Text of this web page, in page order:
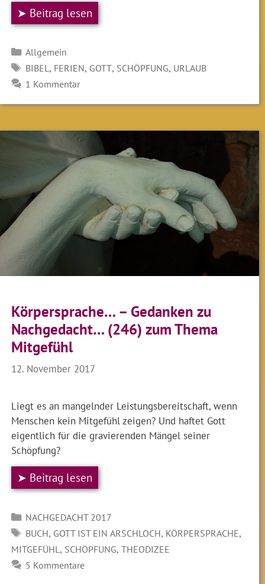
➤ Beitrag lesen
Kategorien
Allgemein
SCHLAGWÖRTER
BIBEL, FERIEN, GOTT, SCHÖPFUNG, URLAUB
1 Kommentar
Körpersprache… – Gedanken zu
Nachgedacht… (246) zum Thema
Mitgefühl
12. November 2017
Liegt es an mangelnder Leistungsbereitschaft, wenn
Menschen kein Mitgefühl zeigen? Und haftet Gott
eigentlich für die gravierenden Mängel seiner
Schöpfung?
➤ Beitrag lesen
Kategorien
NACHGEDACHT 2017
SCHLAGWÖRTER
BUCH, GOTT IST EIN ARSCHLOCH, KÖRPERSPRACHE,
MITGEFÜHL , SCHÖPFUNG,THEODIZEE
5 Kommentare